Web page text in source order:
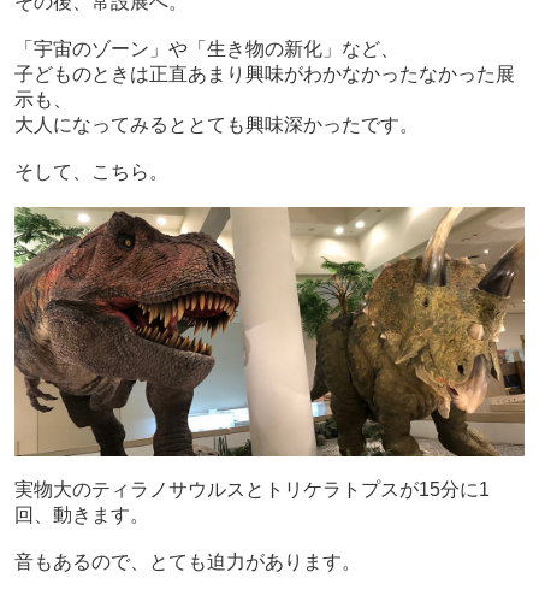
「宇宙のゾーン」や「生き物の新化」など、
子どものときは正直あまり興味がわかなかったなかった展
示も、
大人になってみるととても興味深かったです。
そして、こちら。
実物大のティラノサウルスとトリケラトプスが15分に1
回、動きます。
音もあるので、とても迫力があります。